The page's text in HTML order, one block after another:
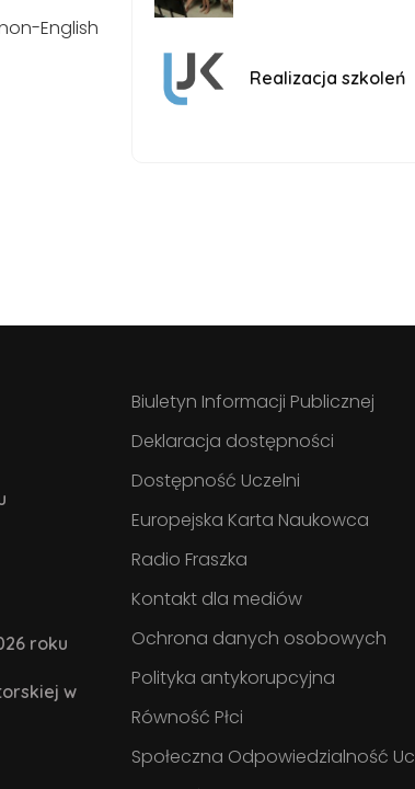
English
Realizacja szkoleń
roku
w
Biuletyn Informacji Publicznej
Deklaracja dostępności
Dostępność Uczelni
Europejska Karta Naukowca
Radio Fraszka
Kontakt dla mediów
Ochrona danych osobowych
Polityka antykorupcyjna
Równość Płci
Społeczna Odpowiedzialność